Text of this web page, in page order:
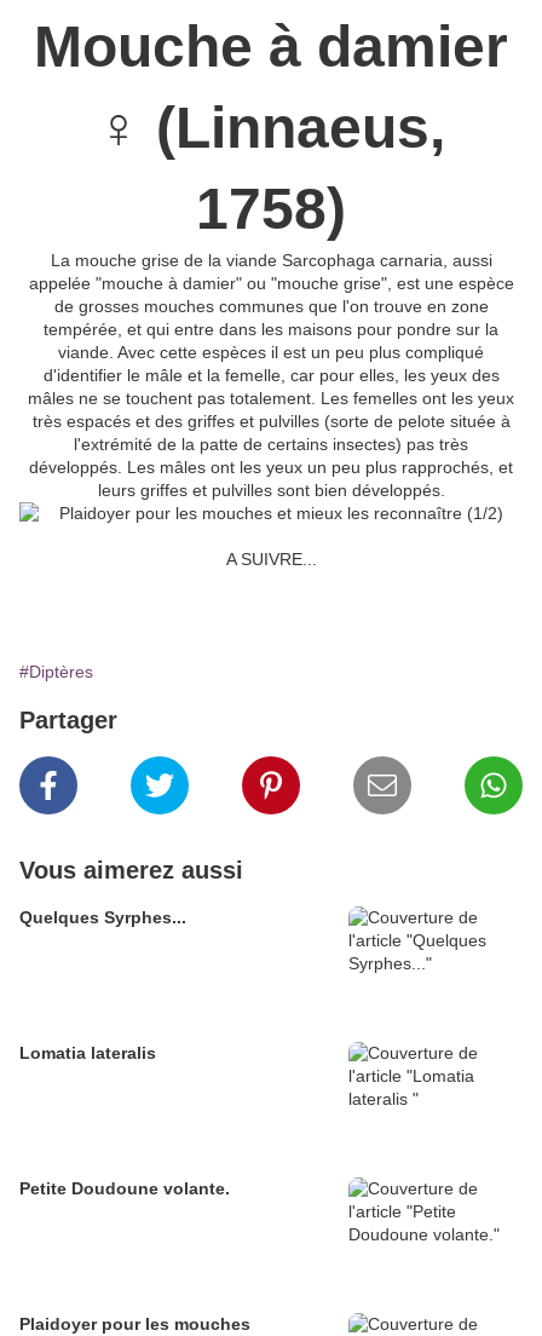
Mouche à damier
♀ (Linnaeus,
1758)
La mouche grise de la viande Sarcophaga carnaria, aussi
appelée "mouche à damier" ou "mouche grise", est une espèce
de grosses mouches communes que l'on trouve en zone
tempérée, et qui entre dans les maisons pour pondre sur la
viande. Avec cette espèces il est un peu plus compliqué
d'identifier le mâle et la femelle, car pour elles, les yeux des
mâles ne se touchent pas totalement. Les femelles ont les yeux
très espacés et des griffes et pulvilles (sorte de pelote située à
l'extrémité de la patte de certains insectes) pas très
développés. Les mâles ont les yeux un peu plus rapprochés, et
leurs griffes et pulvilles sont bien développés.
A SUIVRE...
#Diptères
Partager
Vous aimerez aussi
Quelques Syrphes...
Lomatia lateralis
Petite Doudoune volante.
Plaidoyer pour les mouches